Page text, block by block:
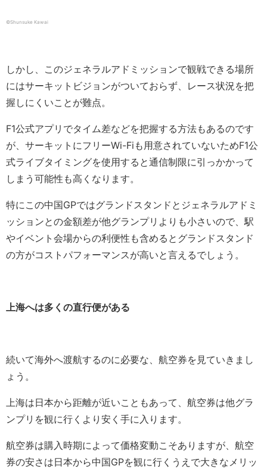
©Shunsuke Kawai
しかし、このジェネラルアドミッションで観戦できる場所
にはサーキットビジョンがついておらず、レース状況を把
握しにくいことが難点。
F1公式アプリでタイム差などを把握する方法もあるのです
が、サーキットにフリーWi-Fiも用意されていないためF1公
式ライブタイミングを使用すると通信制限に引っかかって
しまう可能性も高くなります。
特にこの中国GPではグランドスタンドとジェネラルアドミ
ッションとの金額差が他グランプリよりも小さいので、駅
やイベント会場からの利便性も含めるとグランドスタンド
の方がコストパフォーマンスが高いと言えるでしょう。
上海へは多くの直行便がある
続いて海外へ渡航するのに必要な、航空券を見ていきまし
ょう。
上海は日本から距離が近いこともあって、航空券は他グラ
ンプリを観に行くより安く手に入ります。
航空券は購入時期によって価格変動こそありますが、航空
券の安さは日本から中国GPを観に行くうえで大きなメリッ